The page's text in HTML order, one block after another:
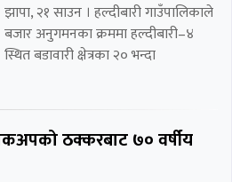
झापा, २१ साउन । हल्दीबारी गाउँपालिकाले
बजार अनुगमनका क्रममा हल्दीबारी–४
स्थित बडावारी क्षेत्रका २० भन्दा
ठक्करबाट ७० वर्षीय